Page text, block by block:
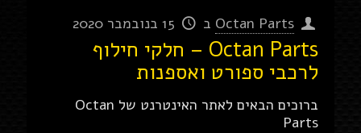
Octan Parts ב 15 בנובמבר 2020
Octan Parts – חלקי חילוף
לרכבי ספורט ואספנות
ברוכים הבאים לאתר האינטרנט של Octan
Parts